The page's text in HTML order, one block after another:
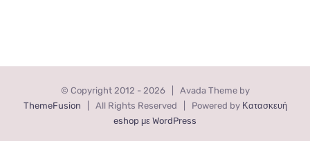
© Copyright 2012 - 2026 | Avada Theme by
ThemeFusion | All Rights Reserved | Powered by Κατασκευή
eshop με WordPress